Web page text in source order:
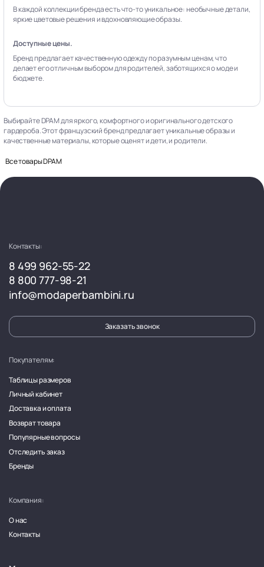
В каждой коллекции бренда есть что-то уникальное: необычные детали,
яркие цветовые решения и вдохновляющие образы.
Доступные цены.
Бренд предлагает качественную одежду по разумным ценам, что
делает его отличным выбором для родителей, заботящихся о моде и
бюджете.
Выбирайте DPAM для яркого, комфортного и оригинального детского
гардероба. Этот французский бренд предлагает уникальные образы и
качественные материалы, которые оценят и дети, и родители.
Все товары DPAM
Контакты:
8 499 962-55-22
8 800 777-98-21
info@modaperbambini.ru
Заказать звонок
Покупателям:
Таблицы размеров
Личный кабинет
Доставка и оплата
Возврат товара
Популярные вопросы
Отследить заказ
Бренды
Компания:
О нас
Контакты